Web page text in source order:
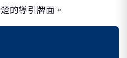
的導引牌面。